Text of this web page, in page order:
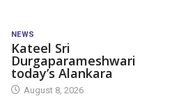
NEWS
Kateel Sri
Durgaparameshwari
today’s Alankara
August 8, 2026